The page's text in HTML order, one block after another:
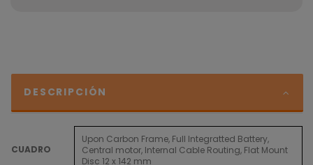
DESCRIPCIÓN
CUADRO
Upon Carbon Frame, Full Integratted Battery,
Central motor, Internal Cable Routing, Flat Mount
Disc 12 x 142 mm